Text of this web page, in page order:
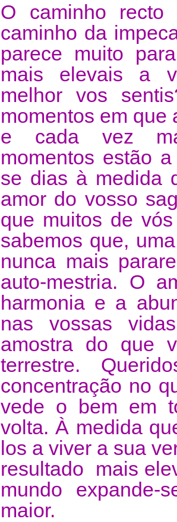
O caminho
caminho da
parece muito
mais elevais a
melhor vos
momentos em que
e cada vez
momentos estão
se dias à medida
amor do vosso
que muitos de
sabemos que,
nunca mais
auto-mestria. O
harmonia e a
nas vossas
amostra do que
terrestre.
concentração no
vede o bem em
volta. À medida
los a viver a sua
resultado mais
mundo
maior.